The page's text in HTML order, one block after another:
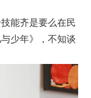
能齐是要么在民
少年》，不知谈